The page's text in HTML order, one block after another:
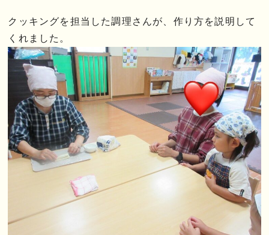
クッキングを担当した調理さんが、作り方を説明して
くれました。